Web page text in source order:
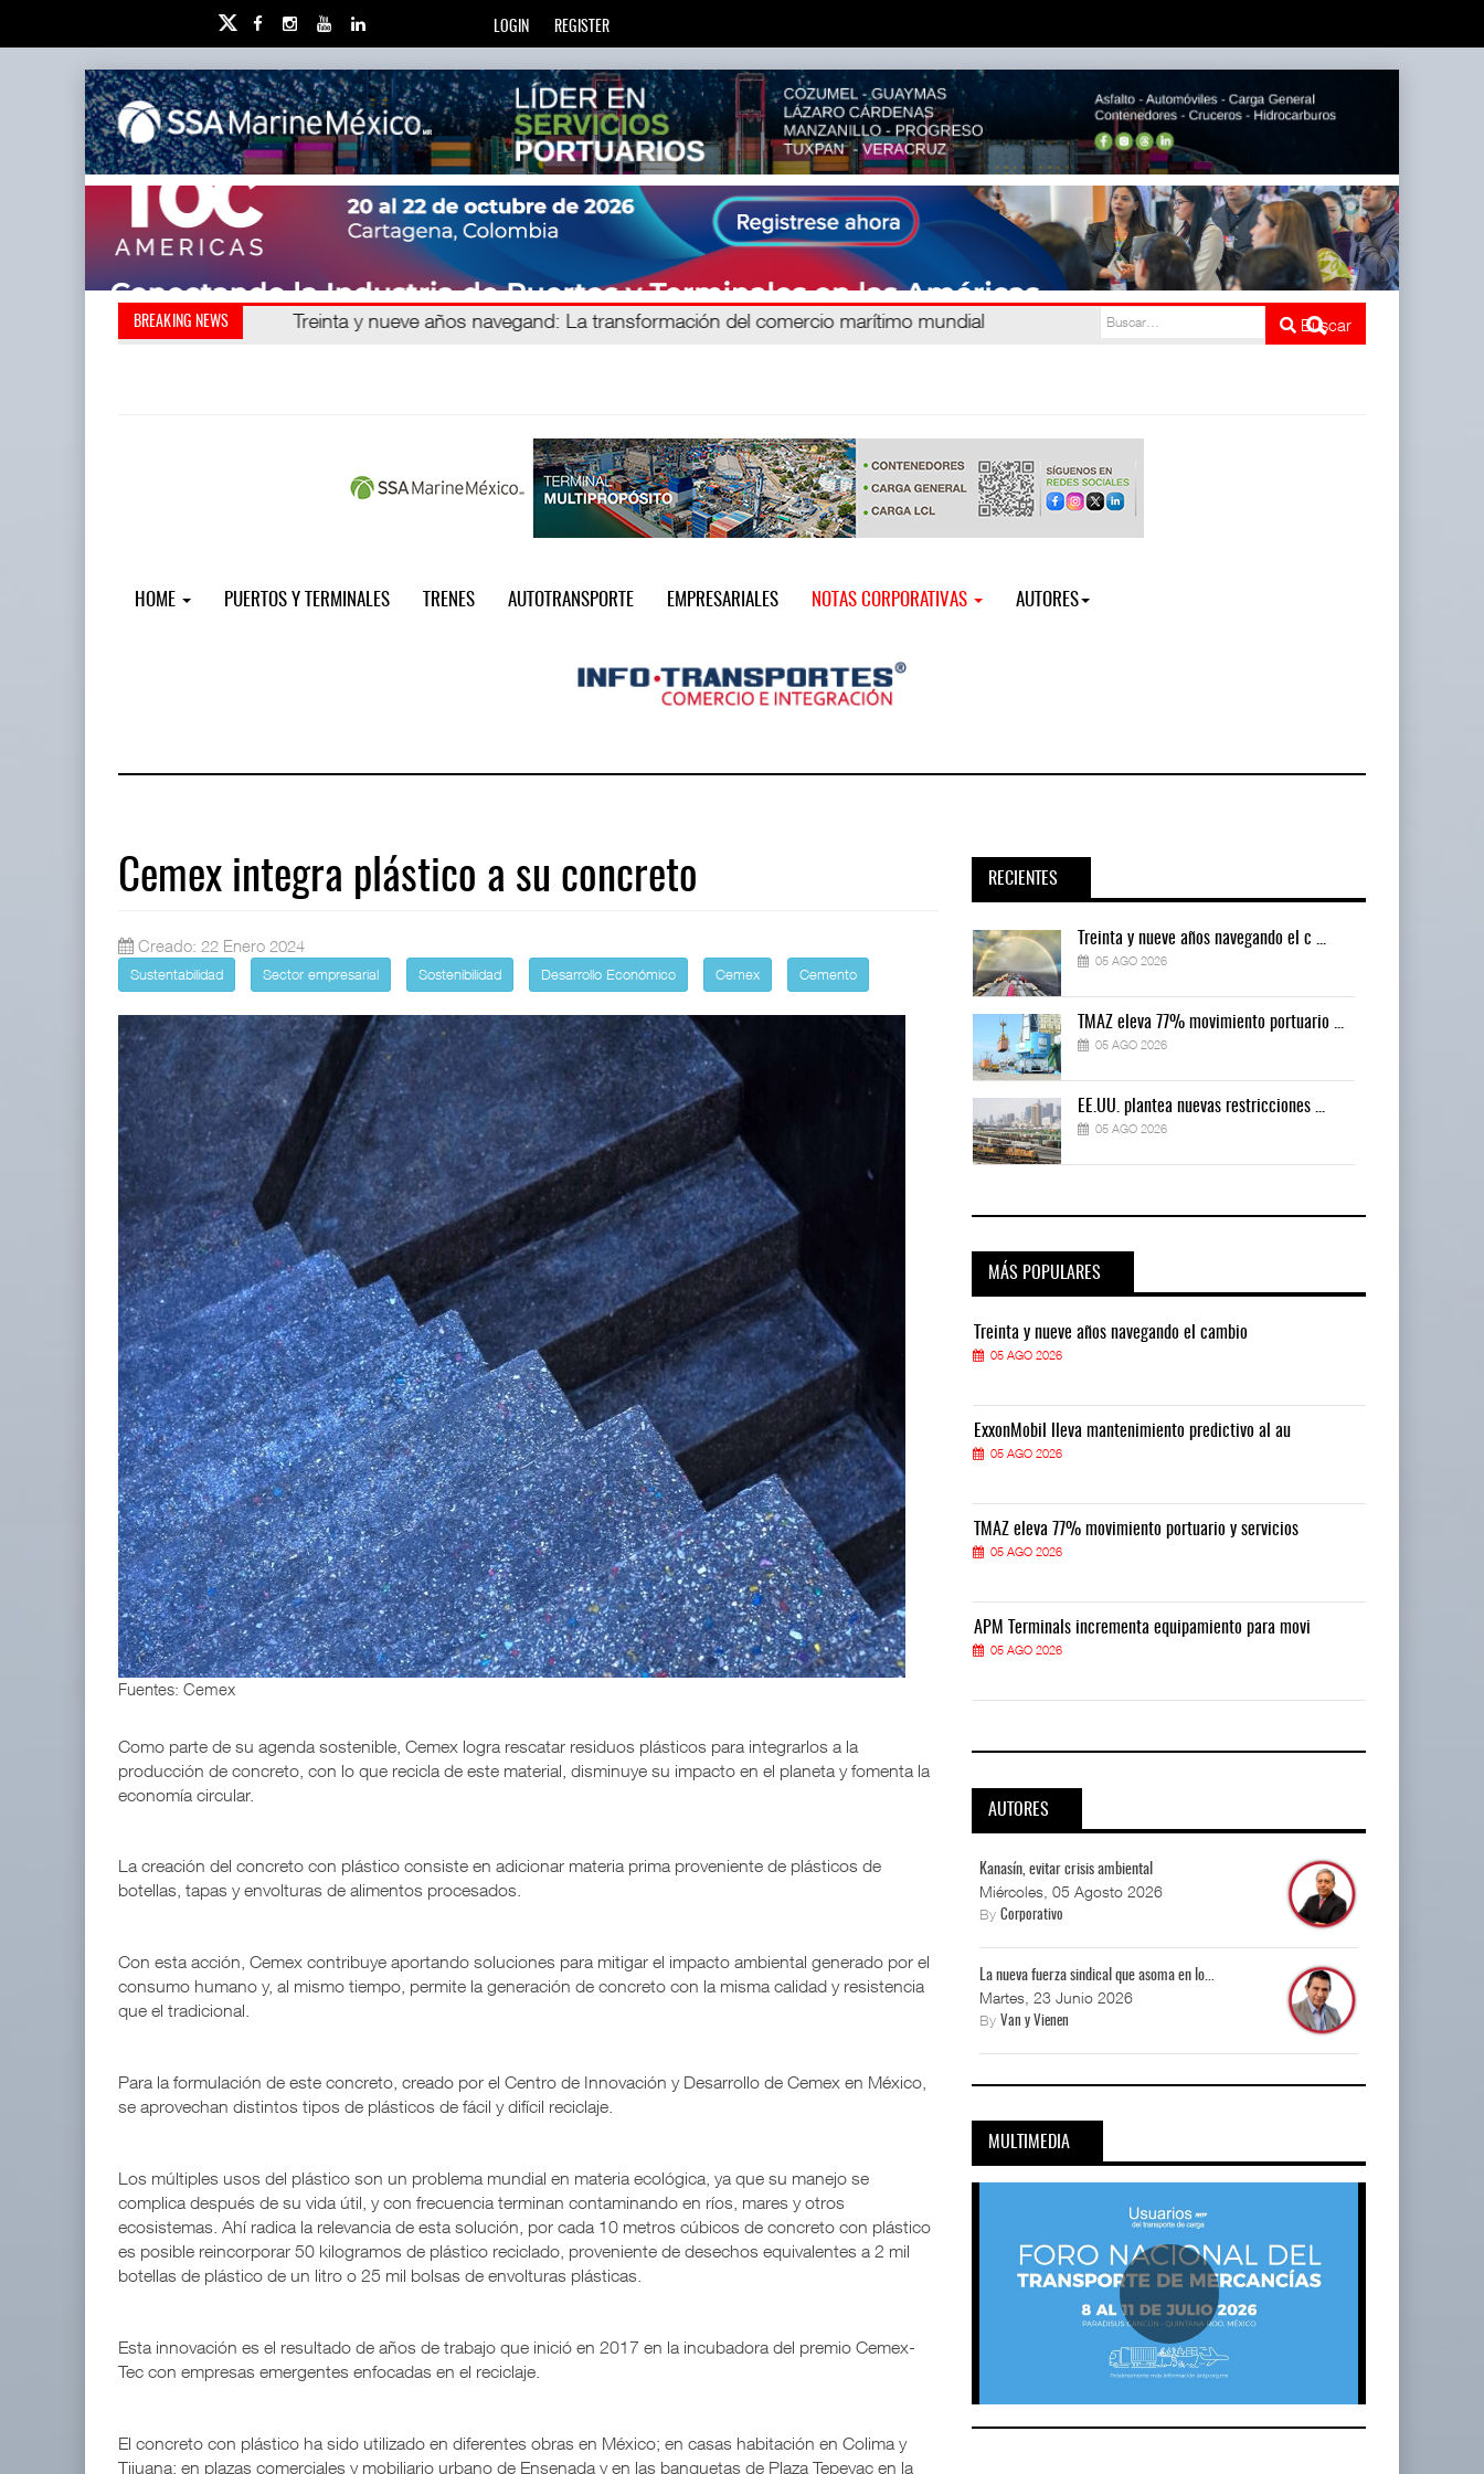
LOGIN REGISTER
BREAKING NEWS Kanasín, evitar crisis ambien
Treinta y nueve años navegand: La transformación del comercio marítimo mundial
Buscar
HOME PUERTOS Y TERMINALES TRENES AUTOTRANSPORTE EMPRESARIALES NOTAS CORPORATIVAS AUTORES
Cemex integra plástico a su concreto
Creado: 22 Enero 2024
Sustentabilidad Sector empresarial Sostenibilidad Desarrollo Económico Cemex Cemento
Fuentes: Cemex
Como parte de su agenda sostenible, Cemex logra rescatar residuos plásticos para integrarlos a la
producción de concreto, con lo que recicla de este material, disminuye su impacto en el planeta y fomenta la
economía circular.
La creación del concreto con plástico consiste en adicionar materia prima proveniente de plásticos de
botellas, tapas y envolturas de alimentos procesados.
Con esta acción, Cemex contribuye aportando soluciones para mitigar el impacto ambiental generado por el
consumo humano y, al mismo tiempo, permite la generación de concreto con la misma calidad y resistencia
que el tradicional.
Para la formulación de este concreto, creado por el Centro de Innovación y Desarrollo de Cemex en México,
se aprovechan distintos tipos de plásticos de fácil y difícil reciclaje.
Los múltiples usos del plástico son un problema mundial en materia ecológica, ya que su manejo se
complica después de su vida útil, y con frecuencia terminan contaminando en ríos, mares y otros
ecosistemas. Ahí radica la relevancia de esta solución, por cada 10 metros cúbicos de concreto con plástico
es posible reincorporar 50 kilogramos de plástico reciclado, proveniente de desechos equivalentes a 2 mil
botellas de plástico de un litro o 25 mil bolsas de envolturas plásticas.
Esta innovación es el resultado de años de trabajo que inició en 2017 en la incubadora del premio Cemex-
Tec con empresas emergentes enfocadas en el reciclaje.
El concreto con plástico ha sido utilizado en diferentes obras en México; en casas habitación en Colima y
Tijuana; en plazas comerciales y mobiliario urbano de Ensenada y en las banquetas de Plaza Tepeyac en la
RECIENTES
Treinta y nueve años navegando el c ...
05 AGO 2026
TMAZ eleva 77% movimiento portuario ...
05 AGO 2026
EE.UU. plantea nuevas restricciones ...
05 AGO 2026
05 AGO 2026
TMAZ eleva 77% movimiento portuario ...
05 AGO 2026
EE.UU. plantea nuevas restricciones ...
05 AGO 2026
Treinta y nueve años navegando el c ...
05 AGO 2026
TMAZ eleva 77% movimiento portuario ...
05 AGO 2026
EE.UU. plantea nuevas restricciones ...
05 AGO 2026
MÁS POPULARES
Treinta y nueve años navegando el cambio
05 AGO 2026
ExxonMobil lleva mantenimiento predictivo al au
05 AGO 2026
TMAZ eleva 77% movimiento portuario y servicios
05 AGO 2026
APM Terminals incrementa equipamiento para movi
05 AGO 2026
Treinta y nueve años navegando el cambio
05 AGO 2026
ExxonMobil lleva mantenimiento predictivo al au
05 AGO 2026
TMAZ eleva 77% movimiento portuario y servicios
05 AGO 2026
APM Terminals incrementa equipamiento para movi
05 AGO 2026
Treinta y nueve años navegando el cambio
05 AGO 2026
ExxonMobil lleva mantenimiento predictivo al au
05 AGO 2026
TMAZ eleva 77% movimiento portuario y servicios
05 AGO 2026
APM Terminals incrementa equipamiento para movi
05 AGO 2026
AUTORES
Kanasín, evitar crisis ambiental
Miércoles, 05 Agosto 2026
ByCorporativo
La nueva fuerza sindical que asoma en lo...
Martes, 23 Junio 2026
ByVan y Vienen
MULTIMEDIA